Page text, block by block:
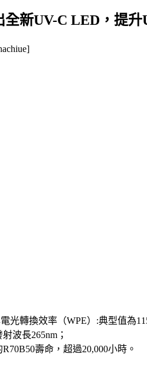
全新UV-C LED，提
光轉換效率（WPE）:典型值為
波長265nm；
壽命，超過20,000小時。